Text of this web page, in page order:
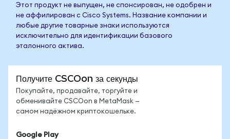
Этот продукт не выпущен, не спонсирован, не одобрен и
не аффилирован с Cisco Systems. Название компании и
любые другие товарные знаки используются
исключительно для идентификации базового
эталонного актива.
Получите CSCOon за секунды
Покупайте, продавайте, торгуйте и
обменивайте CSCOon в MetaMask —
самом надёжном криптокошельке.
Google Play